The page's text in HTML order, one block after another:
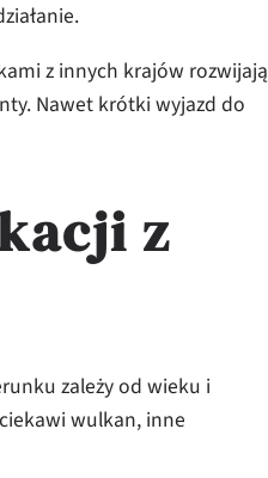
z innych krajów rozwijają
Nawet krótki wyjazd do
z
zależy od wieku i
wulkan, inne